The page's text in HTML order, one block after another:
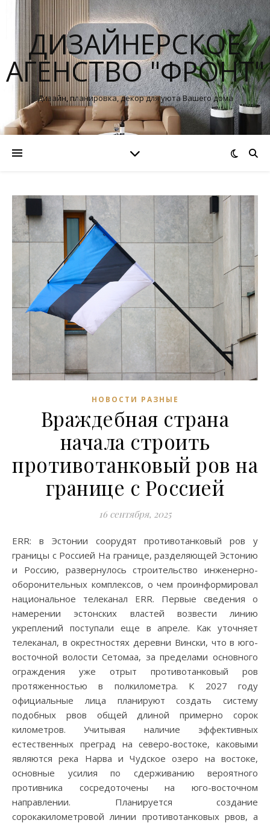
ДИЗАЙНЕРСКОЕ
АГЕНСТВО "ФРОНТ"
Дизайн, планировка, декор для уюта Вашего дома
НОВОСТИ РАЗНЫЕ
Враждебная страна
начала строить
противотанковый ров на
границе с Россией
16 сентября, 2025
ERR: в Эстонии соорудят противотанковый ров у
границы с Россией На границе, разделяющей Эстонию
и Россию, развернулось строительство инженерно-
оборонительных комплексов, о чем проинформировал
национальное телеканал ERR. Первые сведения о
намерении эстонских властей возвести линию
укреплений поступали еще в апреле. Как уточняет
телеканал, в окрестностях деревни Вински, что в юго-
восточной волости Сетомаа, за пределами основного
ограждения уже отрыт противотанковый ров
протяженностью в полкилометра. К 2027 году
официальные лица планируют создать систему
подобных рвов общей длиной примерно сорок
километров. Учитывая наличие эффективных
естественных преград на северо-востоке, каковыми
являются река Нарва и Чудское озеро на востоке,
основные усилия по сдерживанию вероятного
противника сосредоточены на юго-восточном
направлении. Планируется создание
сорокакилометровой линии противотанковых рвов, а